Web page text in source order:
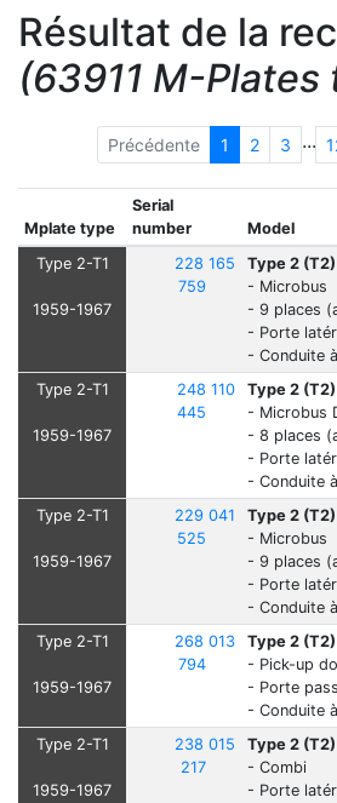
Résultat de la
(63911 M-Plates
Précédente 1 2 3 ...
Mplate type
Serial
number
Model
Type 2-T1
1959-1967
228 165
759
Type 2
- Microbus
- 9 places
- Porte
- Conduite
Type 2-T1
1959-1967
248 110
445
Type 2
- Microbus
- 8 places
- Porte
- Conduite
Type 2-T1
1959-1967
229 041
525
Type 2
- Microbus
- 9 places
- Porte
- Conduite
Type 2-T1
1959-1967
268 013
794
Type 2
- Pick-up
- Porte
- Conduite
Type 2-T1
1959-1967
238 015
217
Type 2
- Combi
- Porte